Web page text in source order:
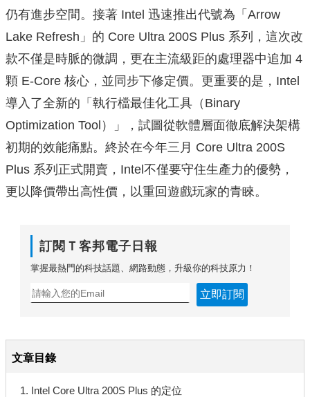
仍有進步空間。接著 Intel 迅速推出代號為「Arrow
Lake Refresh」的 Core Ultra 200S Plus 系列，這次改
款不僅是時脈的微調，更在主流級距的處理器中追加 4
顆 E-Core 核心，並同步下修定價。更重要的是，Intel
導入了全新的「執行檔最佳化工具（Binary
Optimization Tool）」，試圖從軟體層面徹底解決架構
初期的效能痛點。終於在今年三月 Core Ultra 200S
Plus 系列正式開賣，Intel不僅要守住生產力的優勢，
更以降價帶出高性價，以重回遊戲玩家的青睞。
訂閱Ｔ客邦電子日報
掌握最熱門的科技話題、網路動態，升級你的科技原力！
立即訂閱
文章目錄
1. Intel Core Ultra 200S Plus 的定位